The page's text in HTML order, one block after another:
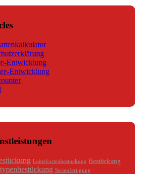
Entwicklung
Entwicklung
Leiterkartenbestückung Bestückung
Serienfertigung